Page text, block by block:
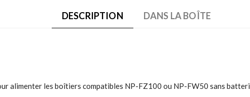
DESCRIPTION DANS LA BOÎTE
alimenter les boîtiers compatibles NP-FZ100 ou NP-FW50 sans